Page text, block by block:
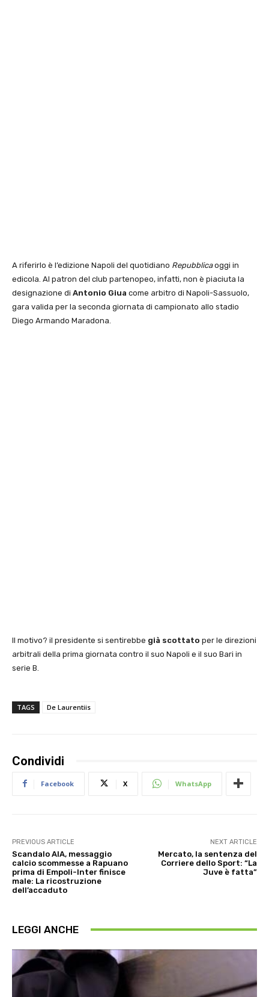
A riferirlo è l’edizione Napoli del quotidiano Repubblicaoggi in
edicola. Al patron del club partenopeo, infatti, non è piaciuta la
designazione di Antonio Giua come arbitro di Napoli-Sassuolo,
gara valida per la seconda giornata di campionato allo stadio
Diego Armando Maradona.
Il motivo? il presidente si sentirebbe già scottato per le direzioni
arbitrali della prima giornata contro il suo Napoli e il suo Bari in
serie B.
TAGS De Laurentiis
Condividi
Facebook X WhatsApp
PREVIOUS ARTICLE
Scandalo AIA, messaggio
calcio scommesse a Rapuano
prima di Empoli-Inter finisce
male: La ricostruzione
dell’accaduto
NEXT ARTICLE
Mercato, la sentenza del
Corriere dello Sport: “La
Juve è fatta”
LEGGI ANCHE